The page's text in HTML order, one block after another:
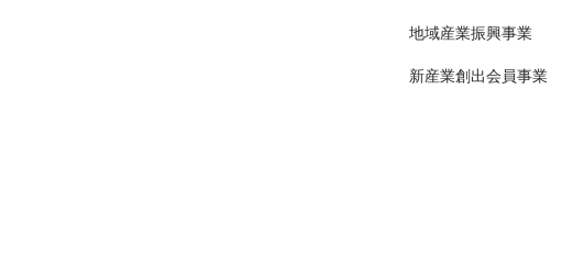
地域産業振興事業
新産業創出会員事業